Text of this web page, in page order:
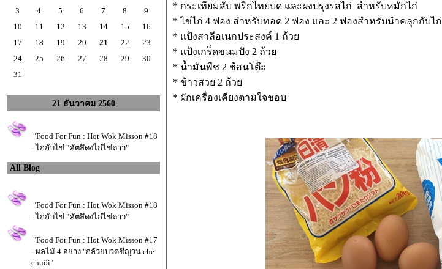
3
4 5 6 7 8
9
10
11 12 13 14 15
16
17
18 19 20 21 22
23
24
25 26 27 28 29
30
31
21 ธันวาคม 2560
"Food For Fun : Hot Wok Misson #18
: ไก่กับไข่ "คัตสึดงไก่ไข่ดาว"
All Blog
"Food For Fun : Hot Wok Misson #18
: ไก่กับไข่ "คัตสึดงไก่ไข่ดาว"
"Food For Fun : Hot Wok Misson #17
: ผลไม้ 4 อย่าง "กล้วยบวดชีญวน chè
chuối"
* กระเทียมสับ พริกไทยบด และผงปรุงรสไก่ สำหรับหมักไก่
* ไข่ไก่ 4 ฟอง สำหรับทอด 2 ฟอง และ 2 ฟองสำหรับนำคลุกกับไก่
* แป้งสาลีอเนกประสงค์ 1 ถ้ว
* แป้งเกร็ดขนมปัง 2 ถ้ว
* น้ำมันพืช 2 ช้อนโต๊ะ
* ข้าวสวย 2 ถ้ว
* ผักเครื่องเคียงตามใจชอบ